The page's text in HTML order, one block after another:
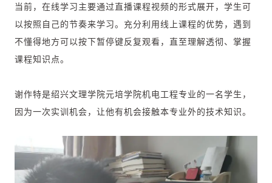
当前，在线学习主要通过直播课程视频的形式展开，学生可
以按照自己的节奏来学习。充分利用线上课程的优势，遇到
不懂得地方可以按下暂停键反复观看，直至理解透彻、掌握
课程知识点。
谢作特是绍兴文理学院元培学院机电工程专业的一名学生，
因为一次实训机会，让他有机会接触本专业外的技术知识。